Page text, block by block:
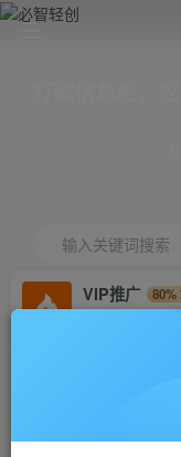
输入关键词搜索
VIP推广
80%